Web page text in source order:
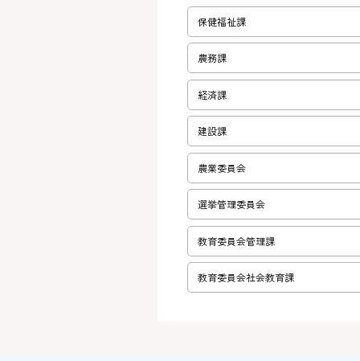
保健福祉課
農務課
経済課
建設課
農業委員会
選挙管理委員会
教育委員会管理課
教育委員会社会教育課